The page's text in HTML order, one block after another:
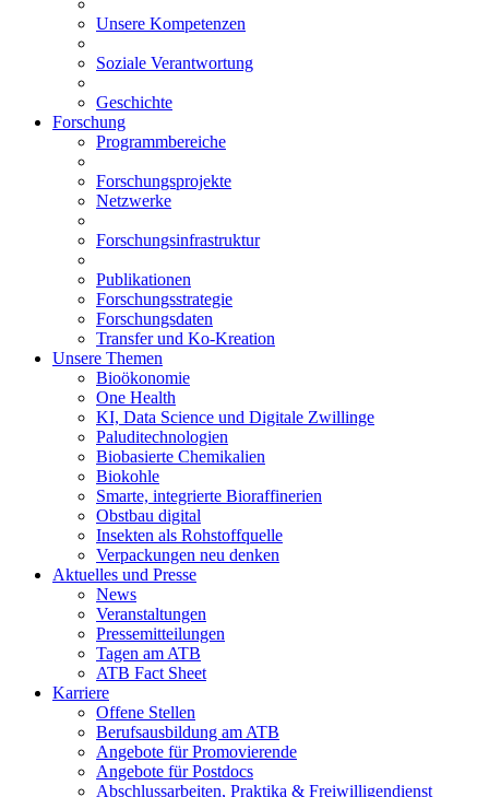
Unsere Kompetenzen
Soziale Verantwortung
Geschichte
Forschung
Programmbereiche
Forschungsprojekte
Netzwerke
Forschungsinfrastruktur
Publikationen
Forschungsstrategie
Forschungsdaten
Transfer und Ko-Kreation
Unsere Themen
Bioökonomie
One Health
KI, Data Science und Digitale Zwillinge
Paluditechnologien
Biobasierte Chemikalien
Biokohle
Smarte, integrierte Bioraffinerien
Obstbau digital
Insekten als Rohstoffquelle
Verpackungen neu denken
Aktuelles und Presse
News
Veranstaltungen
Pressemitteilungen
Tagen am ATB
ATB Fact Sheet
Karriere
Offene Stellen
Berufsausbildung am ATB
Angebote für Promovierende
Angebote für Postdocs
Abschlussarbeiten, Praktika & Freiwilligendienst